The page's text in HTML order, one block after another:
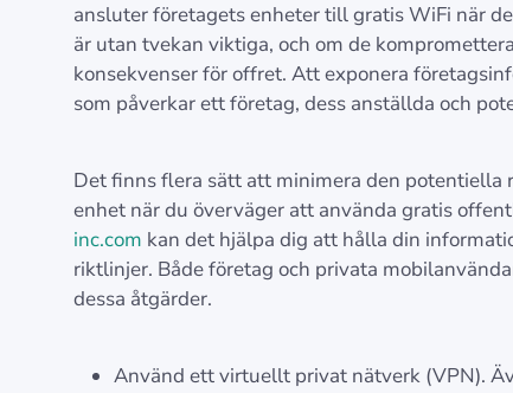
ansluter företagets enheter till gratis WiFi när
är utan tvekan viktiga, och om de
konsekvenser för offret. Att exponera
som påverkar ett företag, dess anställda och
Det finns flera sätt att minimera den potentiella
enhet när du överväger att använda gratis
inc.com kan det hjälpa dig att hålla din
riktlinjer. Både företag och privata
dessa åtgärder.
Använd ett virtuellt privat nätverk (VPN).